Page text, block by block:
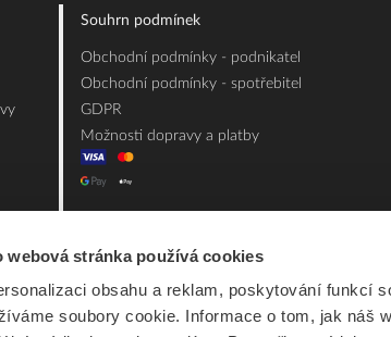
webová stránka používá cookies
obsahu a reklam, poskytování funkcí
soubory cookie. Informace o tom, jak náš
Souhrn podmínek
Obchodní podmínky - podnikatel
Obchodní podmínky - spotřebitel
GDPR
Možnosti dopravy a platby